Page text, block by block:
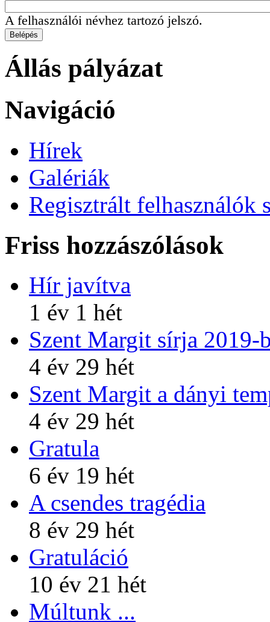
A felhasználói névhez tartozó jelszó.
Állás pályázat
Navigáció
Hírek
Galériák
Regisztrált felhasználók
Friss hozzászólások
Hír javítva
1 év 1 hét
Szent Margit sírja 2019-
4 év 29 hét
Szent Margit a dányi
4 év 29 hét
Gratula
6 év 19 hét
A csendes tragédia
8 év 29 hét
Gratuláció
10 év 21 hét
Múltunk ...